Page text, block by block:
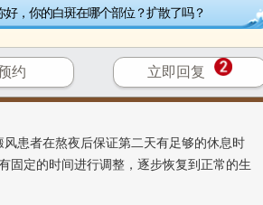
面影响。白癜风患者可以选择一些轻松
睡眠质量，增强免疫力。但要注意避免剧
患者在熬夜后保证第二天有足够的休息时
固定的时间进行调整，逐步恢复到正常的生
好，你的白斑在哪个部位？扩散了吗？
约 立即回复